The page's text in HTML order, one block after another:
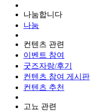
나눔합니다
나눔
컨텐츠 관련
이벤트 참여
굿즈자랑/후기
컨텐츠 참여 게시판
컨텐츠 추천
고뇨 관련